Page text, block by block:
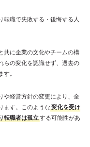
転職で失敗する・後悔する人
共に企業の文化やチームの構
らの変化を認識せず、過去の
。
や経営方針の変更により、全
ます。このような 変化を受け
転職者は孤立する可能性があ